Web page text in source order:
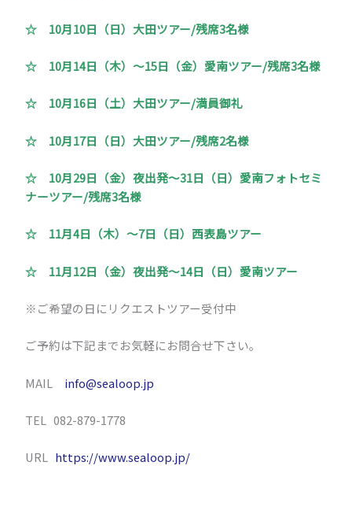
☆ 10月10日（日）大田ツアー/残席3名様
☆ 10月14日（木）～15日（金）愛南ツアー/残席3名様
☆ 10月16日（土）大田ツアー/満員御礼
☆ 10月17日（日）大田ツアー/残席2名様
☆ 10月29日（金）夜出発～31日（日）愛南フォトセミ
ナーツアー/残席3名様
☆ 11月4日（木）～7日（日）西表島ツアー
☆ 11月12日（金）夜出発～14日（日）愛南ツアー
※ご希望の日にリクエストツアー受付中
ご予約は下記までお気軽にお問合せ下さい。
MAIL info@sealoop.jp
TEL 082-879-1778
URL https://www.sealoop.jp/